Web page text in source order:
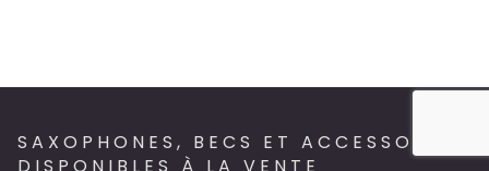
SAXOPHONES, BECS ET ACCESSOIRES
DISPONIBLES À LA VENTE